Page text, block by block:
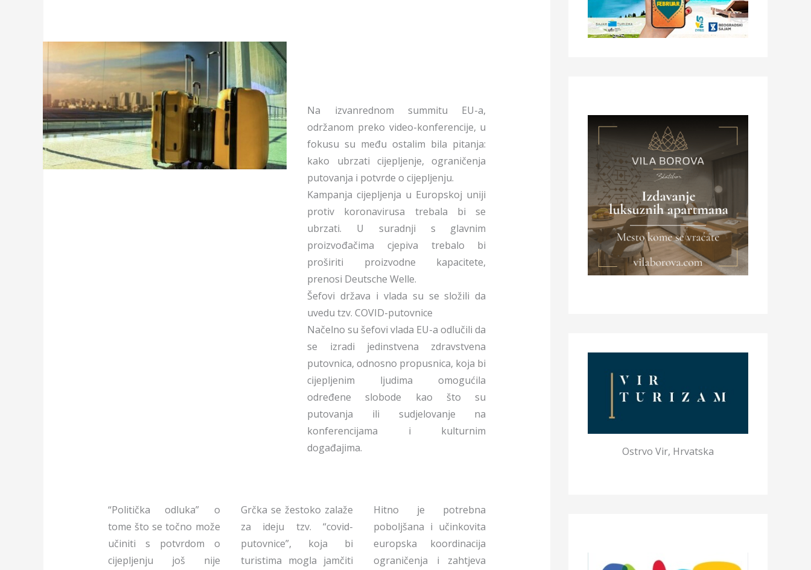
Na izvanrednom summitu EU-a,
održanom preko video-konferencije, u
fokusu su među ostalim bila pitanja:
kako ubrzati cijepljenje, ograničenja
putovanja i potvrde o cijepljenju.
Kampanja cijepljenja u Europskoj uniji
protiv koronavirusa trebala bi se
ubrzati. U suradnji s glavnim
proizvođačima cjepiva trebalo bi
proširiti proizvodne kapacitete,
prenosi Deutsche Welle.
Šefovi država i vlada su se složili da
uvedu tzv. COVID-putovnice
Načelno su šefovi vlada EU-a odlučili da
se izradi jedinstvena zdravstvena
putovnica, odnosno propusnica, koja bi
cijepljenim ljudima omogućila
određene slobode kao što su
putovanja ili sudjelovanje na
konferencijama i kulturnim
događajima.
“Politička odluka” o
tome što se točno može
učiniti s potvrdom o
cijepljenju još nije
Grčka se žestoko zalaže
za ideju tzv. “covid-
putovnice”, koja bi
turistima mogla jamčiti
Hitno je potrebna
poboljšana i učinkovita
europska koordinacija
ograničenja i zahtjeva
Ostrvo Vir, Hrvatska